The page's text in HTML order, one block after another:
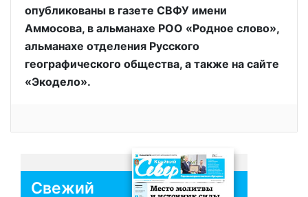
опубликованы в газете СВФУ имени
Аммосова, в альманахе РОО «Родное слово»,
альманахе отделения Русского
географического общества, а также на сайте
«Экодело».
Свежий